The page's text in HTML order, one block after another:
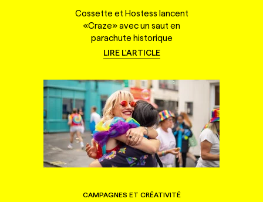
Cossette et Hostess lancent
«Craze» avec un saut en
parachute historique
LIRE L'ARTICLE
CAMPAGNES ET CRÉATIVITÉ